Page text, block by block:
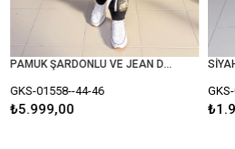
PAMUK ŞARDONLU VE JEAN DETAYLI BÜYÜK BEDEN TAKIM
01558--44-46 GKS-